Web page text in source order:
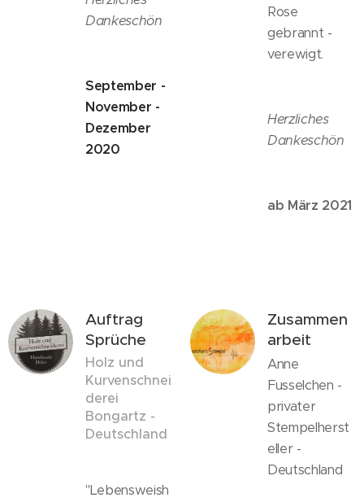
Dankeschön
September -
November -
Dezember
2020
Rose
gebrannt -
verewigt.
Herzliches
Dankeschön
ab März 2021
Auftrag
Sprüche
Holz und
Kurvenschnei
derei
Bongartz -
Deutschland
"Lebensweish
Zusammen
arbeit
Anne
Fusselchen -
privater
Stempelherst
eller -
Deutschland